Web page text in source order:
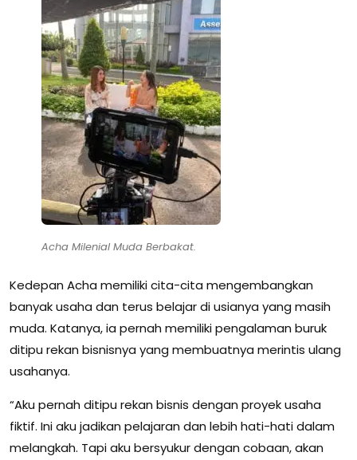
Acha Milenial Muda Berbakat.
Kedepan Acha memiliki cita-cita mengembangkan
banyak usaha dan terus belajar di usianya yang masih
muda. Katanya, ia pernah memiliki pengalaman buruk
ditipu rekan bisnisnya yang membuatnya merintis ulang
usahanya.
“Aku pernah ditipu rekan bisnis dengan proyek usaha
fiktif. Ini aku jadikan pelajaran dan lebih hati-hati dalam
melangkah. Tapi aku bersyukur dengan cobaan, akan